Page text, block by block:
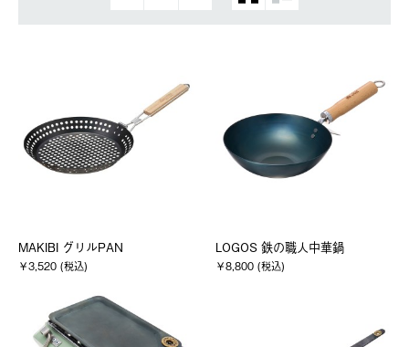
MAKIBI グリルPAN
￥3,520 (税込)
LOGOS 鉄の職人中華鍋
￥8,800 (税込)